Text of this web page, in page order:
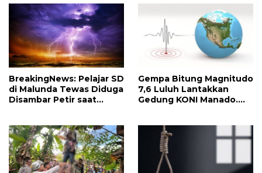
BreakingNews: Pelajar SD
di Malunda Tewas Diduga
Disambar Petir saat
Gempa Bitung Magnitudo
7,6 Luluh Lantakkan
Gedung KONI Manado.